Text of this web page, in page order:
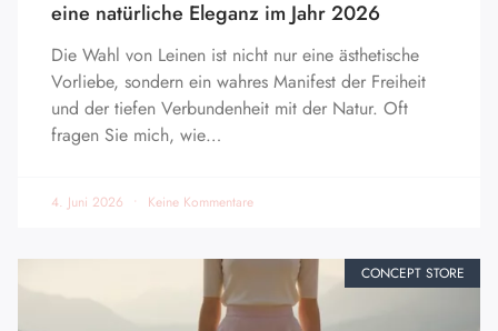
eine natürliche Eleganz im Jahr 2026
Die Wahl von Leinen ist nicht nur eine ästhetische
Vorliebe, sondern ein wahres Manifest der Freiheit
und der tiefen Verbundenheit mit der Natur. Oft
fragen Sie mich, wie…
4. Juni 2026 Keine Kommentare
CONCEPT STORE